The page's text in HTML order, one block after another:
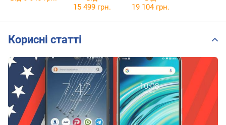
15 499 грн.
19 104 грн.
Корисні статті